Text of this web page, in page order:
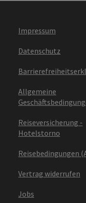
Impressum
Datenschutz
Allgemeine
Reiseversicherung -
Hotelstorno
Reisebedingungen
Vertrag widerrufen
Jobs